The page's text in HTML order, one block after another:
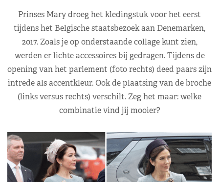
Prinses Mary droeg het kledingstuk voor het eerst
tijdens het Belgische staatsbezoek aan Denemarken,
2017. Zoals je op onderstaande collage kunt zien,
werden er lichte accessoires bij gedragen. Tijdens de
opening van het parlement (foto rechts) deed paars zijn
intrede als accentkleur. Ook de plaatsing van de broche
(links versus rechts) verschilt. Zeg het maar: welke
combinatie vind jij mooier?